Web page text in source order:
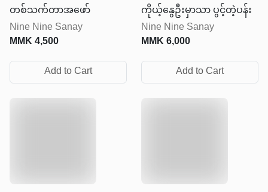
တစ်သက်တာအဖော်
Nine Nine Sanay
MMK4,500
Add to Cart
ကိုယ့်နွေဦးမှာသာ ပွင့်တဲ့ပန်း
Nine Nine Sanay
MMK6,000
Add to Cart